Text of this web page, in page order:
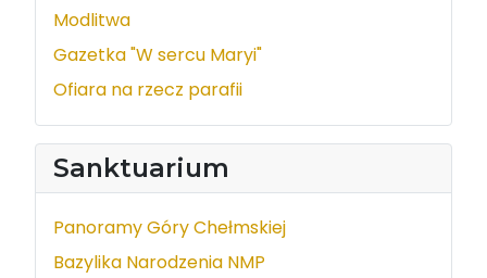
Modlitwa
Gazetka "W sercu Maryi"
Ofiara na rzecz parafii
Sanktuarium
Panoramy Góry Chełmskiej
Bazylika Narodzenia NMP